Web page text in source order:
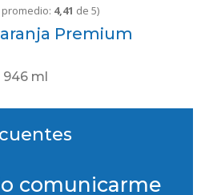
4,41 de 5)
Premium
946 ml
comunicarme